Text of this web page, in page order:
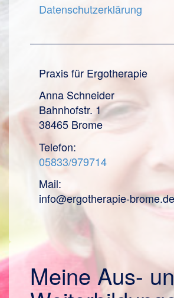
Datenschutzerklärung
Praxis für Ergotherapie
Anna Schneider
Bahnhofstr. 1
38465 Brome
Telefon:
05833/979714
Mail:
info@ergotherapie-brome.de
Meine Aus-